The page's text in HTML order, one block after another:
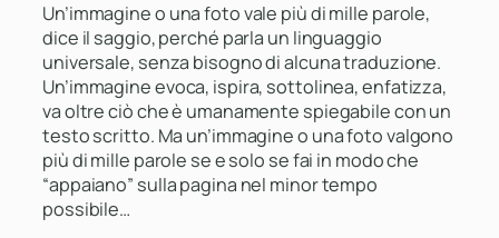
Un’immagine o una foto vale più di mille parole,
dice il saggio, perché parla un linguaggio
universale, senza bisogno di alcuna traduzione.
Un’immagine evoca, ispira, sottolinea, enfatizza,
va oltre ciò che è umanamente spiegabile con un
testo scritto. Ma un’immagine o una foto valgono
più di mille parole se e solo se fai in modo che
“appaiano” sulla pagina nel minor tempo
possibile…